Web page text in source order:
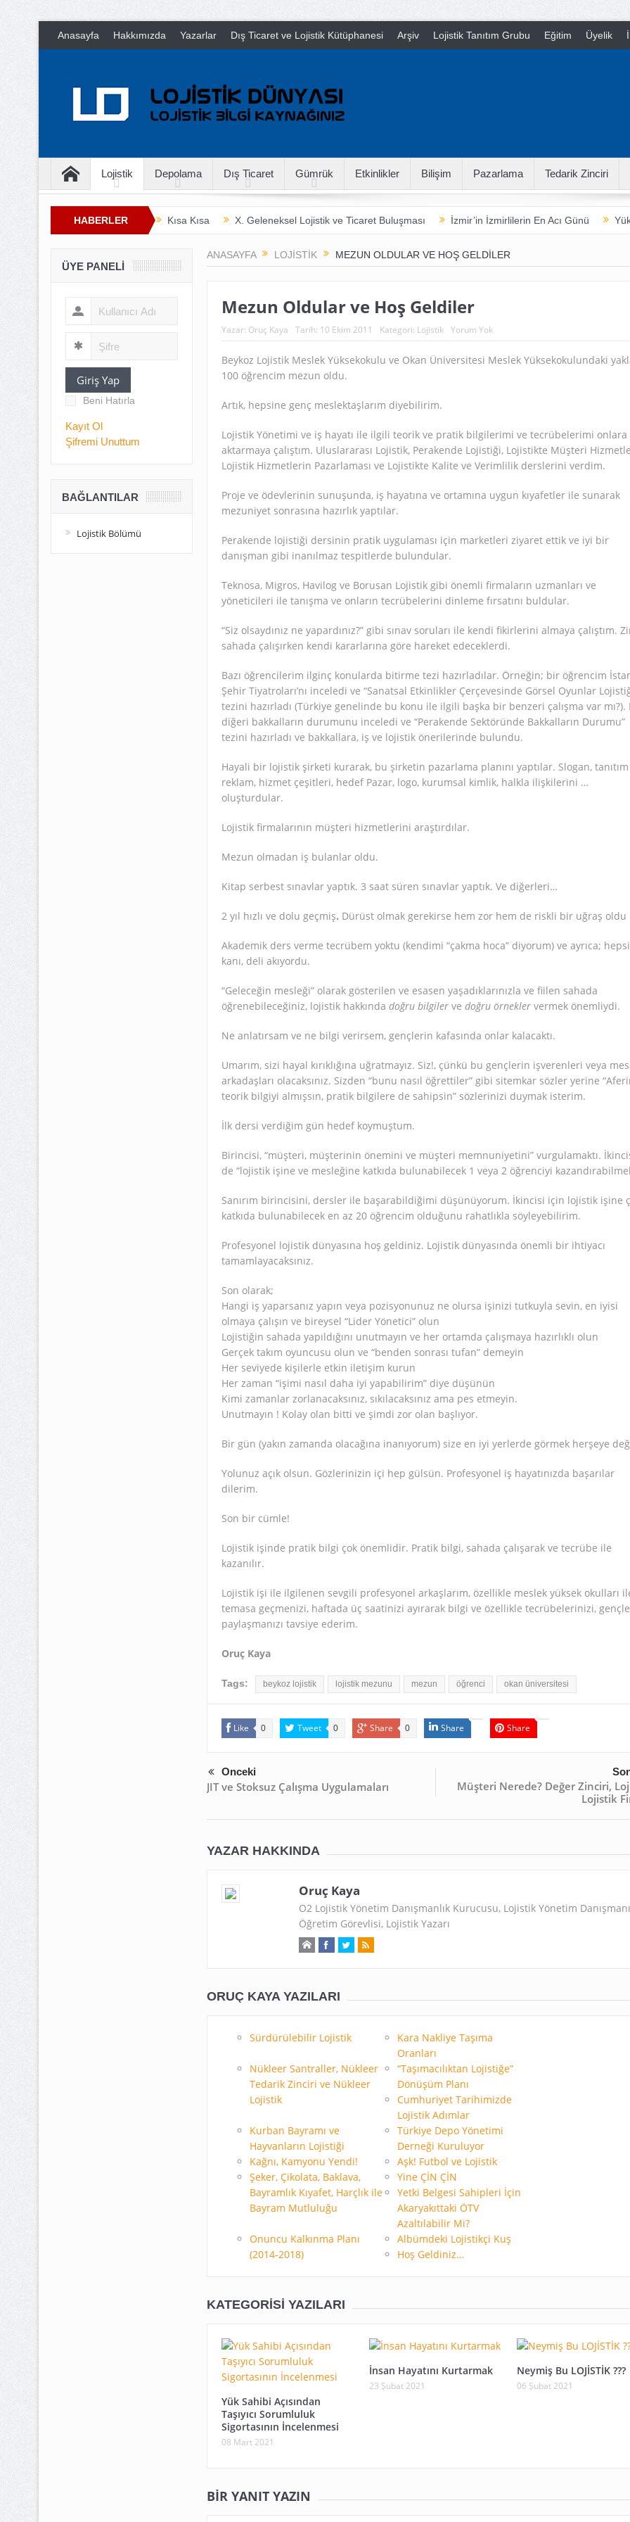
Anasayfa Hakkımızda Yazarlar Dış Ticaret ve Lojistik Kütüphanesi Arşiv Lojistik Tanıtım Grubu Eğitim Üyelik
Lojistik Depolama Dış Ticaret Gümrük Etkinlikler Bilişim Pazarlama Tedarik Zinciri
HABERLER Kısa Kısa X. Geleneksel Lojistik ve Ticaret Buluşması İzmir’in İzmirlilerin En Acı Günü
ANASAYFA LOJISTIK MEZUN OLDULAR VE HOŞ GELDILER
Mezun Oldular ve Hoş Geldiler
Yazar: Oruç Kaya Tarih: 10 Ekim 2011 Kategori: Lojistik Yorum Yok
Beykoz Lojistik Meslek Yüksekokulu ve Okan Üniversitesi Meslek Yüksekokulundaki
100 öğrencim mezun oldu.
Artık, hepsine genç meslektaşlarım diyebilirim.
Lojistik Yönetimi ve iş hayatı ile ilgili teorik ve pratik bilgilerimi ve tecrübelerimi onlara
aktarmaya çalıştım. Uluslararası Lojistik, Perakende Lojistiği, Lojistikte Müşteri
Lojistik Hizmetlerin Pazarlaması ve Lojistikte Kalite ve Verimlilik derslerini verdim.
Proje ve ödevlerinin sunuşunda, iş hayatına ve ortamına uygun kıyafetler ile sunarak
mezuniyet sonrasına hazırlık yaptılar.
Perakende lojistiği dersinin pratik uygulaması için marketleri ziyaret ettik ve iyi bir
danışman gibi inanılmaz tespitlerde bulundular.
Teknosa, Migros, Havilog ve Borusan Lojistik gibi önemli firmaların uzmanları ve
yöneticileri ile tanışma ve onların tecrübelerini dinleme fırsatını buldular.
“Siz olsaydınız ne yapardınız?” gibi sınav soruları ile kendi fikirlerini almaya çalıştım.
sahada çalışırken kendi kararlarına göre hareket edeceklerdi.
Bazı öğrencilerim ilginç konularda bitirme tezi hazırladılar. Örneğin; bir öğrencim
Şehir Tiyatroları’nı inceledi ve “Sanatsal Etkinlikler Çerçevesinde Görsel Oyunlar
tezini hazırladı (Türkiye genelinde bu konu ile ilgili başka bir benzeri çalışma var mı?).
diğeri bakkalların durumunu inceledi ve “Perakende Sektöründe Bakkalların Durumu”
tezini hazırladı ve bakkallara, iş ve lojistik önerilerinde bulundu.
Hayali bir lojistik şirketi kurarak, bu şirketin pazarlama planını yaptılar. Slogan,
reklam, hizmet çeşitleri, hedef Pazar, logo, kurumsal kimlik, halkla ilişkilerini …
oluşturdular.
Lojistik firmalarının müşteri hizmetlerini araştırdılar.
Mezun olmadan iş bulanlar oldu.
Kitap serbest sınavlar yaptık. 3 saat süren sınavlar yaptık. Ve diğerleri…
2 yıl hızlı ve dolu geçmiş. Dürüst olmak gerekirse hem zor hem de riskli bir uğraş oldu
Akademik ders verme tecrübem yoktu (kendimi “çakma hoca” diyorum) ve ayrıca;
kanı, deli akıyordu.
“Geleceğin mesleği” olarak gösterilen ve esasen yaşadıklarınızla ve fiilen sahada
öğrenebileceğiniz, lojistik hakkında doğru bilgilerve doğru örneklervermek önemliydi.
Ne anlatırsam ve ne bilgi verirsem, gençlerin kafasında onlar kalacaktı.
Umarım, sizi hayal kırıklığına uğratmayız. Siz!, çünkü bu gençlerin işverenleri veya
arkadaşları olacaksınız. Sizden “bunu nasıl öğrettiler” gibi sitemkar sözler yerine
teorik bilgiyi almışsın, pratik bilgilere de sahipsin” sözlerinizi duymak isterim.
İlk dersi verdiğim gün hedef koymuştum.
Birincisi, “müşteri, müşterinin önemini ve müşteri memnuniyetini” vurgulamaktı.
de “lojistik işine ve mesleğine katkıda bulunabilecek 1 veya 2 öğrenciyi
Sanırım birincisini, dersler ile başarabildiğimi düşünüyorum. İkincisi için lojistik işine
katkıda bulunabilecek en az 20 öğrencim olduğunu rahatlıkla söyleyebilirim.
Profesyonel lojistik dünyasına hoş geldiniz. Lojistik dünyasında önemli bir ihtiyacı
tamamlayacaksınız.
Son olarak;
Hangi iş yaparsanız yapın veya pozisyonunuz ne olursa işinizi tutkuyla sevin, en iyisi
olmaya çalışın ve bireysel “Lider Yönetici” olun
Lojistiğin sahada yapıldığını unutmayın ve her ortamda çalışmaya hazırlıklı olun
Gerçek takım oyuncusu olun ve “benden sonrası tufan” demeyin
Her seviyede kişilerle etkin iletişim kurun
Her zaman “işimi nasıl daha iyi yapabilirim” diye düşünün
Kimi zamanlar zorlanacaksınız, sıkılacaksınız ama pes etmeyin.
Unutmayın ! Kolay olan bitti ve şimdi zor olan başlıyor.
Bir gün (yakın zamanda olacağına inanıyorum) size en iyi yerlerde görmek herşeye
Yolunuz açık olsun. Gözlerinizin içi hep gülsün. Profesyonel iş hayatınızda başarılar
dilerim.
Son bir cümle!
Lojistik işinde pratik bilgi çok önemlidir. Pratik bilgi, sahada çalışarak ve tecrübe ile
kazanılır.
Lojistik işi ile ilgilenen sevgili profesyonel arkaşlarım, özellikle meslek yüksek okulları
temasa geçmenizi, haftada üç saatinizi ayırarak bilgi ve özellikle tecrübelerinizi,
paylaşmanızı tavsiye ederim.
Oruç Kaya
Tags: beykoz lojistik lojistik mezunu mezun öğrenci okan üniversitesi
Like 0 Tweet 0 Share 0 Share Share
Önceki
JIT ve Stoksuz Çalışma Uygulamaları
Müşteri Nerede? Değer Zinciri,
Lojistik
YAZAR HAKKINDA
Oruç Kaya
O2 Lojistik Yönetim Danışmanlık Kurucusu, Lojistik Yönetim
Öğretim Görevlisi, Lojistik Yazarı
ORUÇ KAYA YAZILARI
Sürdürülebilir Lojistik
Kara Nakliye Taşıma
Oranları
Nükleer Santraller, Nükleer
Tedarik Zinciri ve Nükleer
Lojistik
“Taşımacılıktan Lojistiğe”
Dönüşüm Planı
Cumhuriyet Tarihimizde
Lojistik Adımlar
Kurban Bayramı ve
Hayvanların Lojistiği
Türkiye Depo Yönetimi
Derneği Kuruluyor
Kağnı, Kamyonu Yendi!
Aşk! Futbol ve Lojistik
Şeker, Çikolata, Baklava,
Bayramlık Kıyafet, Harçlık ile
Bayram Mutluluğu
Yine ÇİN ÇİN
Yetki Belgesi Sahipleri İçin
Akaryakıttaki ÖTV
Azaltılabilir Mi?
Onuncu Kalkınma Planı
(2014-2018)
Albümdeki Lojistikçi Kuş
Hoş Geldiniz…
KATEGORISI YAZILARI
Yük Sahibi Açısından
Taşıyıcı Sorumluluk
Sigortasının İncelenmesi
08 Mart 2021
İnsan Hayatını Kurtarmak
23 Şubat 2021
Neymiş Bu LOJİSTİK ???
06 Şubat 2021
BIR YANIT YAZIN
ÜYE PANELI
Giriş Yap
Beni Hatırla
Kayıt Ol
Şifremi Unuttum
BAĞLANTILAR
Lojistik Bölümü